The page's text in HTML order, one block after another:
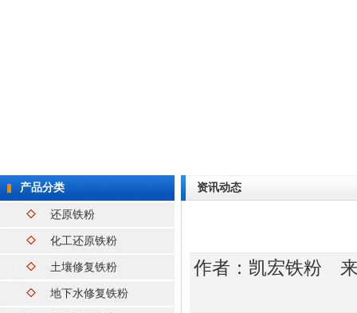
产品分类
还原铁粉
化工还原铁粉
土壤修复铁粉
地下水修复铁粉
资讯动态
作者： 凯宏铁粉 来